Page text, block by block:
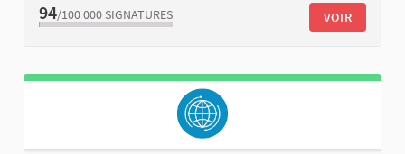
94/100 000 SIGNATURES VOIR